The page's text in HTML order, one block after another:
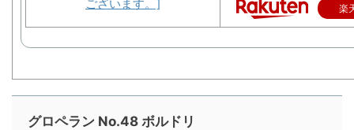
楽
グロペラン No.48 ボルドリ